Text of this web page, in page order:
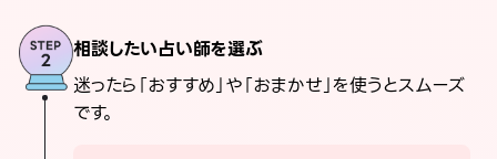
相談したい占い師を選ぶ
迷ったら「おすすめ」や「おまかせ」を使うとスムーズ
です。